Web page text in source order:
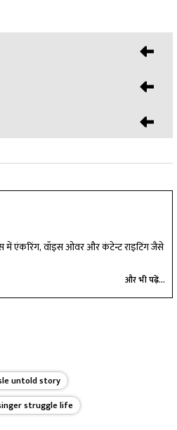
में एंकरिंग, वॉइस ओवर और कंटेन्ट राइटिंग जैसे
और भी पढ़ें...
untold story
struggle life